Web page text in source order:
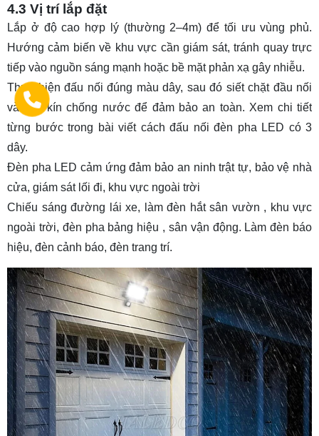
4.3 Vị trí lắp đặt
Lắp ở độ cao hợp lý (thường 2–4m) để tối ưu vùng phủ.
Hướng cảm biến về khu vực cần giám sát, tránh quay trực
tiếp vào nguồn sáng mạnh hoặc bề mặt phản xạ gây nhiễu.
Thực hiện đấu nối đúng màu dây, sau đó siết chặt đầu nối
và bọc kín chống nước để đảm bảo an toàn. Xem chi tiết
từng bước trong bài viết cách đấu nối đèn pha LED có 3
dây.
Đèn pha LED cảm ứng đảm bảo an ninh trật tự, bảo vệ nhà
cửa, giám sát lối đi, khu vực ngoài trời
Chiếu sáng đường lái xe, làm đèn hắt sân vườn , khu vực
ngoài trời, đèn pha bảng hiệu , sân vận động. Làm đèn báo
hiệu, đèn cảnh báo, đèn trang trí.